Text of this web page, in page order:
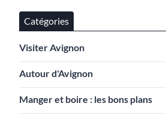
Catégories
Visiter Avignon
Autour d'Avignon
Manger et boire : les bons plans